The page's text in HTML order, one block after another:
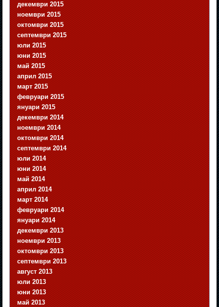
декември 2015
ноември 2015
октомври 2015
септември 2015
юли 2015
юни 2015
май 2015
април 2015
март 2015
февруари 2015
януари 2015
декември 2014
ноември 2014
октомври 2014
септември 2014
юли 2014
юни 2014
май 2014
април 2014
март 2014
февруари 2014
януари 2014
декември 2013
ноември 2013
октомври 2013
септември 2013
август 2013
юли 2013
юни 2013
май 2013